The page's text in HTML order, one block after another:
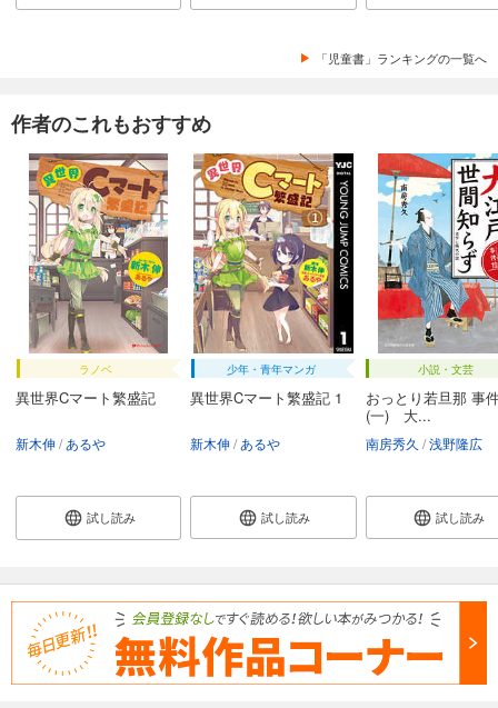
「児童書」ランキングの一覧へ
作者のこれもおすすめ
ラノベ
異世界Cマート繁盛記
新木伸 あるや
試し読み
少年・青年マンガ
異世界Cマート繁盛記 1
新木伸 あるや
試し読み
小説・文芸
おっとり若旦那 事
(一) 大...
南房秀久 浅野隆広
試し読み